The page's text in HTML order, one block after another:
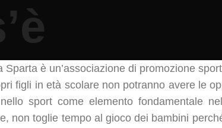
Sparta è un’associazione di promozione
figli in età scolare non potranno avere le
sport come elemento fondamentale
non toglie tempo al gioco dei bambini